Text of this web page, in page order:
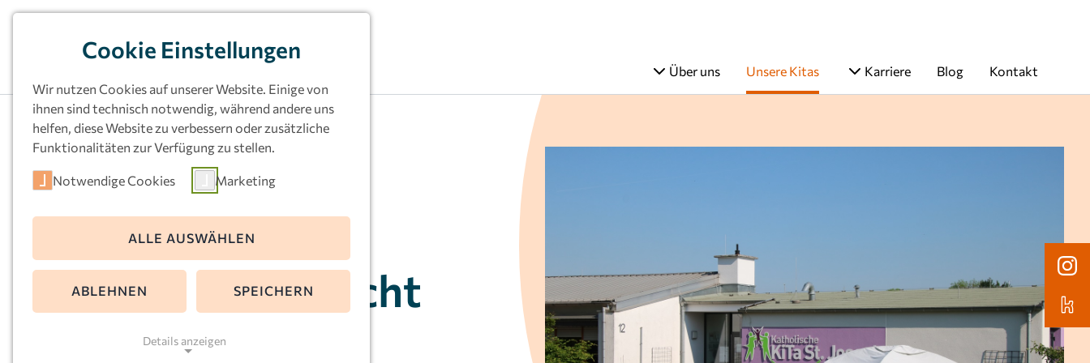
Über uns Unsere Kitas Karriere Blog Kontakt
Kath.
Kindertageseinricht
ung St. Joseph,
Cookie Einstellungen
Wir nutzen Cookies auf unserer Website. Einige von
ihnen sind technisch notwendig, während andere uns
helfen, diese Website zu verbessern oder zusätzliche
Funktionalitäten zur Verfügung zu stellen.
Notwendige Cookies Marketing
ALLE AUSWÄHLEN
ABLEHNEN SPEICHERN
Details anzeigen